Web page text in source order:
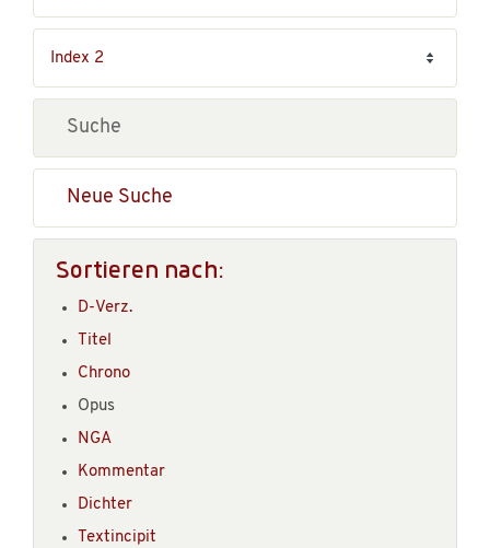
Neue Suche
Sortieren nach:
D-Verz.
Titel
Chrono
Opus
NGA
Kommentar
Dichter
Textincipit